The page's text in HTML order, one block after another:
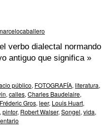
verbo dialectal normando
antiguo que significa »
público, FOTOGRAFÍA, literatura,
, calles, Charles Baudelaire,
Fréderic Gros, leer, Louis Huart,
, pintor, Robert Walser, Songel, vida,